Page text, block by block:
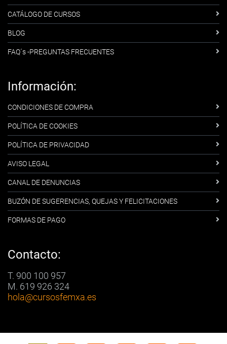
CATÁLOGO DE CURSOS
BLOG
FAQ´s -PREGUNTAS FRECUENTES
Información:
CONDICIONES DE COMPRA
POLÍTICA DE COOKIES
POLÍTICA DE PRIVACIDAD
AVISO LEGAL
CANAL DE DENUNCIAS
BUZÓN DE SUGERENCIAS, QUEJAS Y FELICITACIONES
FORMAS DE PAGO
Contacto:
T. 900 100 957
M. 619 926 324
hola@cursosfemxa.es